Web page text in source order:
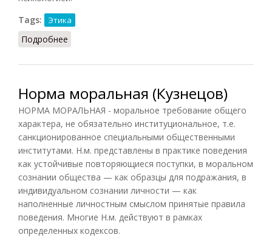
Tags:
Этика
Подробнее
Норма моральная (Кузнецов)
НОРМА МОРАЛЬНАЯ - моральное требование общего
характера, не обязательно институциональное, т.е.
санкционированное специальными общественными
институтами. Н.м. представлены в практике поведения
как устойчивые повторяющиеся поступки, в моральном
сознании общества — как образцы для подражания, в
индивидуальном сознании личности — как
наполненные личностным смыслом принятые правила
поведения. Многие Н.м. действуют в рамках
определенных кодексов.